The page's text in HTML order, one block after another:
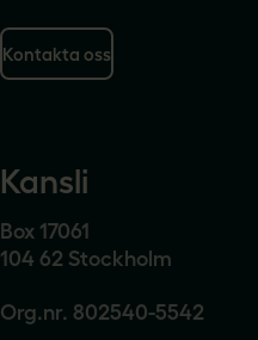
Kontakta oss
Kansli
Box 17061
104 62 Stockholm
Org.nr. 802540-5542